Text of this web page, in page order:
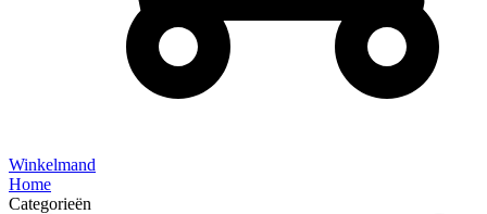
Winkelmand
Home
Categorieën